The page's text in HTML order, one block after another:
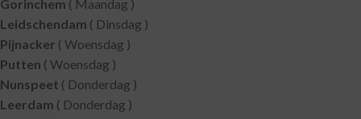
Gorinchem ( Maandag )
Leidschendam ( Dinsdag )
Pijnacker ( Woensdag )
Putten ( Woensdag )
Nunspeet ( Donderdag )
Leerdam ( Donderdag )